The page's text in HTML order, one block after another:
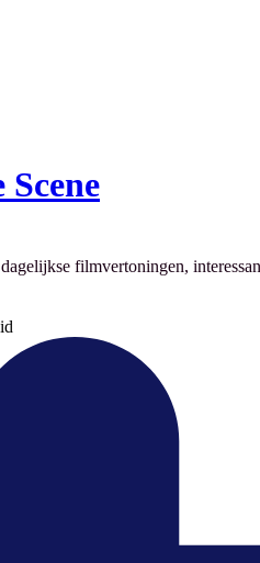
filmvertoningen,